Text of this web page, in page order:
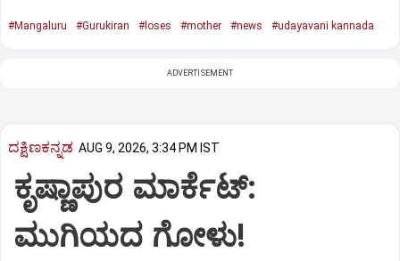
#Mangaluru #Gurukiran #loses #mother #news #udayavani kannada
ADVERTISEMENT
ದಕ್ಷಿಣಕನ್ನಡ AUG 9, 2026, 3:34 PM IST
ಕೃಷ್ಣಾಪುರ ಮಾರ್ಕೆಟ್‌:
ಮುಗಿಯದ ಗೋಳು!